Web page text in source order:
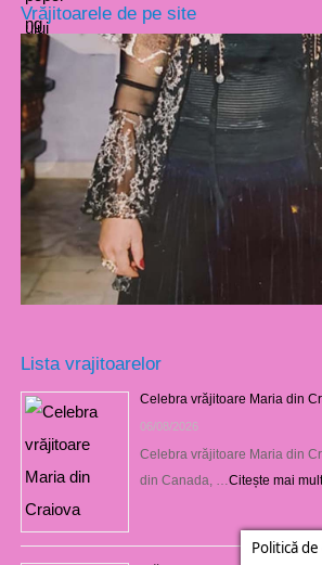
Vrăjitoarele de pe site
Lista vrajitoarelor
Celebra vrăjitoare Maria din
06/08/2026
Celebra vrăjitoare Maria din
din Canada, … Citește mai
Politică